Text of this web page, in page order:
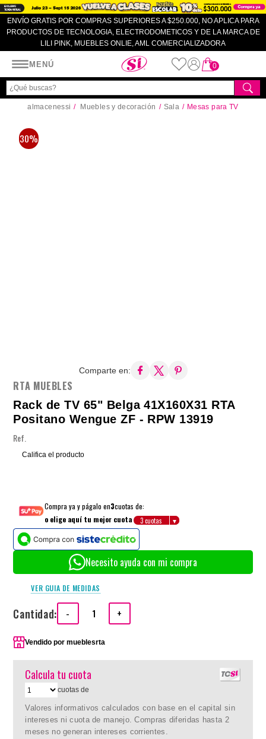
ENVÍO GRATIS POR COMPRAS SUPERIORES A $250.000, NO APLICA PARA
PRODUCTOS DE TECNOLOGIA, ELECTRODOMETICOS Y DE LA MARCA DE
LILI PINK, MUEBLES ONLIE, AML COMERCIALIZADORA
MENÚ
Almacenes SI
0
almacenessi Muebles y decoración Sala Mesas para TV
30%
Comparte en:
RTA MUEBLES
Rack de TV 65" Belga 41X160X31 RTA
Positano Wengue ZF - RPW 13919
Ref.
Califica el producto
Compra ya y págalo en3cuotas de:
o elige aquí tu mejor cuota
Necesito ayuda con mi compra
VER GUIA DE MEDIDAS
Cantidad: - +
Vendido pormueblesrta
Calcula tu cuota
cuotas de
Valores informativos calculados con base en el capital sin
intereses ni cuota de manejo. Compras diferidas hasta 2
meses no generan intereses corrientes.